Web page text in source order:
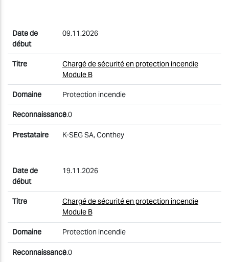
09.11.2026
Chargé de sécurité en protection incendie
Module B
Protection incendie
3.0
K-SEG SA, Conthey
19.11.2026
Chargé de sécurité en protection incendie
Module B
Protection incendie
3.0